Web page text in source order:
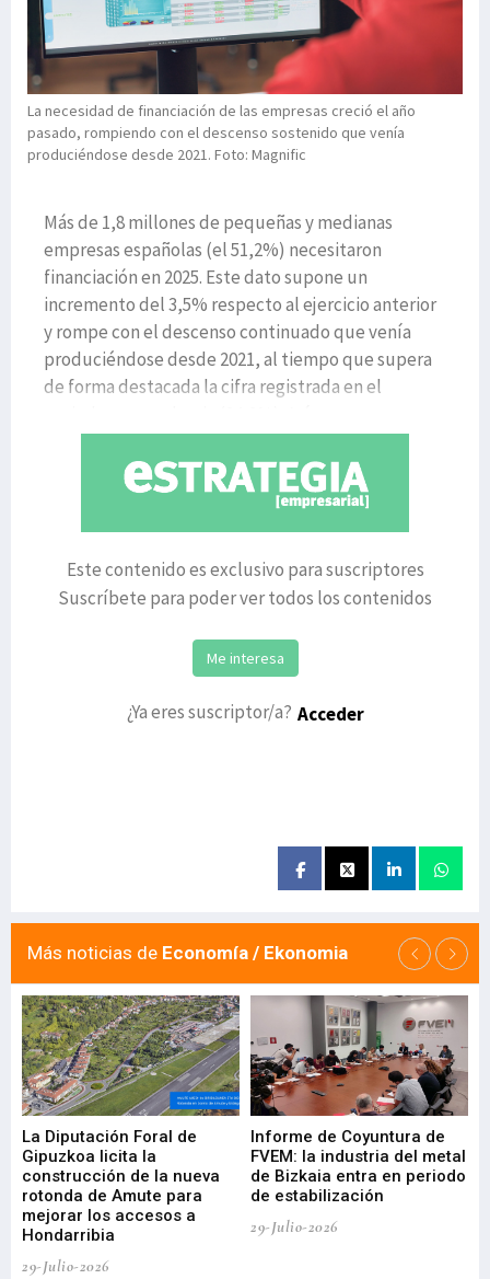
La necesidad de financiación de las empresas creció el año
pasado, rompiendo con el descenso sostenido que venía
produciéndose desde 2021. Foto: Magnific
Más de 1,8 millones de pequeñas y medianas
empresas españolas (el 51,2%) necesitaron
financiación en 2025. Este dato supone un
incremento del 3,5% respecto al ejercicio anterior
y rompe con el descenso continuado que venía
produciéndose desde 2021, al tiempo que supera
de forma destacada la cifra registrada en el
Este contenido es exclusivo para suscriptores
Suscríbete para poder ver todos los contenidos
Me interesa
¿Ya eres suscriptor/a? Acceder
Más noticias de Economía / Ekonomia
La Diputación Foral de
Gipuzkoa licita la
construcción de la nueva
rotonda de Amute para
mejorar los accesos a
Hondarribia
29-Julio-2026
Informe de Coyuntura de
FVEM: la industria del metal
de Bizkaia entra en periodo
de estabilización
29-Julio-2026